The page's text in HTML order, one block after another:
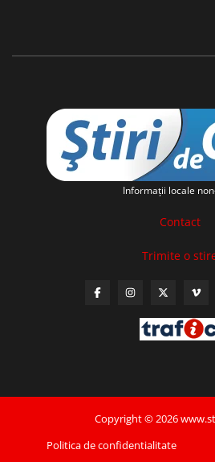
Informaţii locale
Contact
Trimite o
Copyright © 2026
Politica de confidentialitate